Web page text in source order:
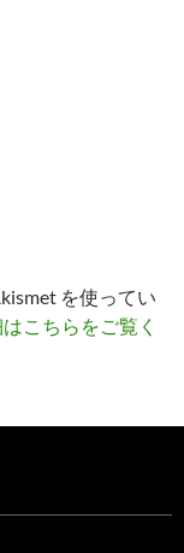
を使ってい
こちらをご覧く